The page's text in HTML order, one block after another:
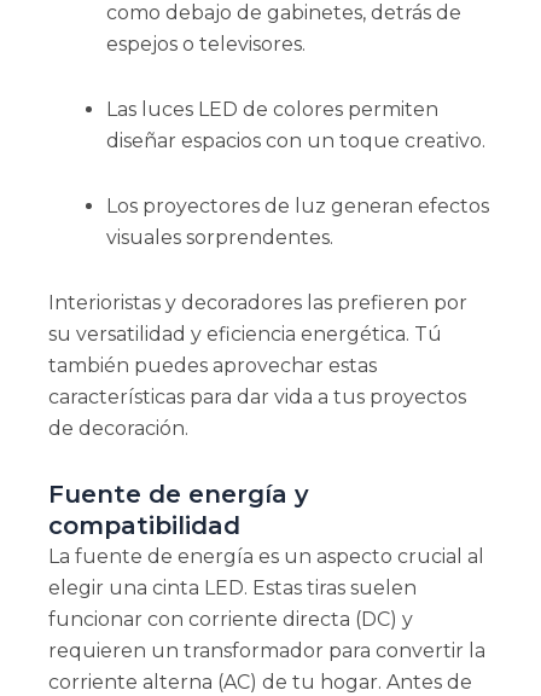
como debajo de gabinetes, detrás de
espejos o televisores.
Las luces LED de colores permiten
diseñar espacios con un toque creativo.
Los proyectores de luz generan efectos
visuales sorprendentes.
Interioristas y decoradores las prefieren por
su versatilidad y eficiencia energética. Tú
también puedes aprovechar estas
características para dar vida a tus proyectos
de decoración.
Fuente de energía y
compatibilidad
La fuente de energía es un aspecto crucial al
elegir una cinta LED. Estas tiras suelen
funcionar con corriente directa (DC) y
requieren un transformador para convertir la
corriente alterna (AC) de tu hogar. Antes de